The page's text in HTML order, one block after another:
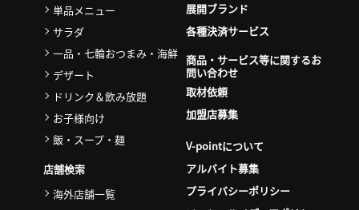
単品メニュー
サラダ
一品・七輪おつまみ・海鮮
デザート
ドリンク＆飲み放題
お子様向け
飯・スープ・麺
店舗検索
海外店舗一覧
展開ブランド
各種決済サービス
商品・サービス等に関するお
問い合わせ
取材依頼
加盟店募集
V-pointについて
アルバイト募集
プライバシーポリシー